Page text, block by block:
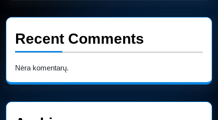
Recent Comments
Nėra komentarų.